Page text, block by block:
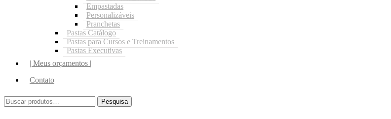
Empastadas
Personalizáveis
Pranchetas
Pastas Catálogo
Pastas para Cursos e Treinamentos
Pastas Executivas
| Meus orçamentos |
Contato